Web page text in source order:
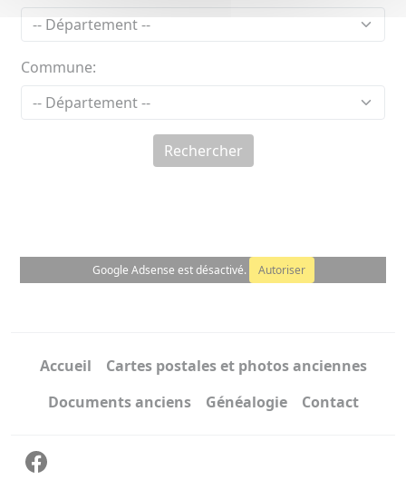
Commune:
Rechercher
Google Adsense est désactivé. Autoriser
Accueil
Cartes postales et photos anciennes
Documents anciens
Généalogie Contact